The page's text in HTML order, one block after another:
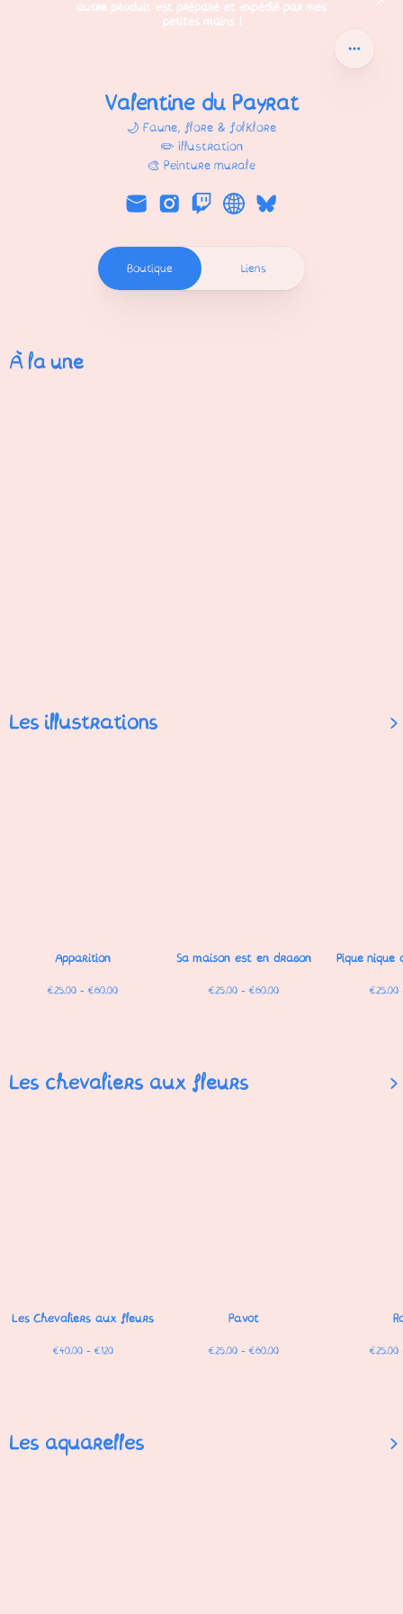
autre produit est préparé et expédié par mes
petites mains !
Valentine du Payrat
🌙 Faune, flore & folklore
✏️ Illustration
🎨 Peinture murale
Boutique Liens
À la une
Les illustrations
Apparition
€25.00 - €60.00
Sa maison est en dragon
€25.00 - €60.00
Pique nique
€25.00
Les chevaliers aux fleurs
Les Chevaliers aux fleurs
€40.00 - €120
Pavot
€25.00 - €60.00 €25.00
Les aquarelles
Valentine du Payrat